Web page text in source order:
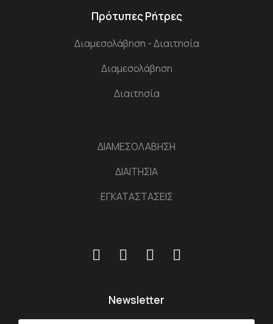
Πρότυπες Ρήτρες
Διαμεσολάβηση - Διαιτησία
Διαμεσολάβηση
Διαιτησία
ΔΙΑΜΕΣΟΛΑΒΗΣΗ
ΔΙΑΙΤΗΣΙΑ
ΕΓΚΑΤΑΣΤΑΣΕΙΣ
Newsletter